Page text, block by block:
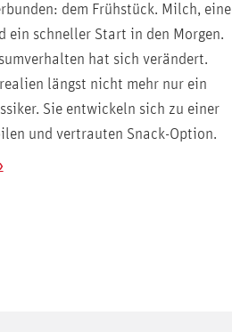
dem Frühstück. Milch, eine
ein schneller Start in den Morgen.
hat sich verändert.
längst nicht mehr nur ein
Sie entwickeln sich zu einer
und vertrauten Snack-Option.